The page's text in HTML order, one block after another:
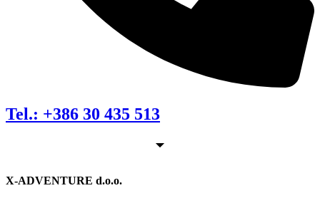
Tel.: +386 30 435 513
X-ADVENTURE d.o.o.